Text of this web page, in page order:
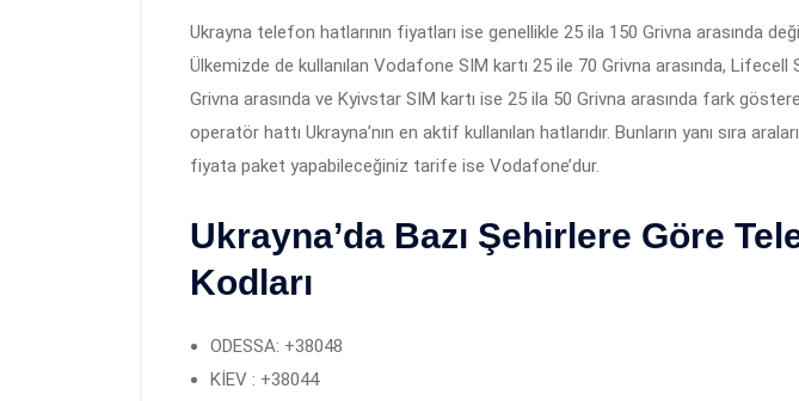
Ukrayna telefon hatlarının fiyatları ise genellikle 25 ila 150 Grivna arasında
Ülkemizde de kullanılan Vodafone SIM kartı 25 ile 70 Grivna arasında, Lifecell
Grivna arasında ve Kyivstar SIM kartı ise 25 ila 50 Grivna arasında fark
operatör hattı Ukrayna’nın en aktif kullanılan hatlarıdır. Bunların yanı sıra
fiyata paket yapabileceğiniz tarife ise Vodafone’dur.
Ukrayna’da Bazı Şehirlere Göre
Kodları
ODESSA: +38048
KİEV : +38044